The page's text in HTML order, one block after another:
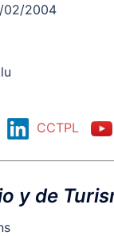
02/2004
CCTPL
y de